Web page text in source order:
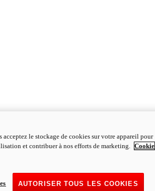
le stockage de cookies sur votre appareil pour
et contribuer à nos efforts de marketing. Cookie
AUTORISER TOUS LES COOKIES